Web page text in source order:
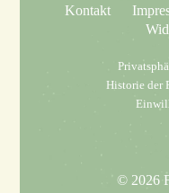
Kontakt
Historie der
© 2026